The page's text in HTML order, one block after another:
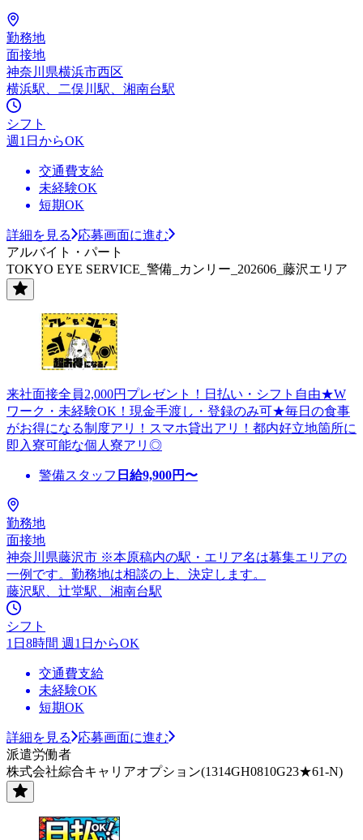
勤務地
面接地
神奈川県横浜市西区
横浜駅、二俣川駅、湘南台駅
シフト
週1日からOK
交通費支給
未経験OK
短期OK
詳細を見る
応募画面に進む
アルバイト・パート
TOKYO EYE SERVICE_警備_カンリー_202606_藤沢エリア
来社面接全員2,000円プレゼント！日払い・シフト自由★W
ワーク・未経験OK！現金手渡し・登録のみ可★毎日の食事
がお得になる制度アリ！スマホ貸出アリ！都内好立地箇所に
即入寮可能な個人寮アリ◎
警備スタッフ 日給9,900円〜
勤務地
面接地
神奈川県藤沢市 ※本原稿内の駅・エリア名は募集エリアの
一例です。勤務地は相談の上、決定します。
藤沢駅、辻堂駅、湘南台駅
シフト
1日8時間 週1日からOK
交通費支給
未経験OK
短期OK
詳細を見る
応募画面に進む
派遣労働者
株式会社綜合キャリアオプション(1314GH0810G23★61-N)